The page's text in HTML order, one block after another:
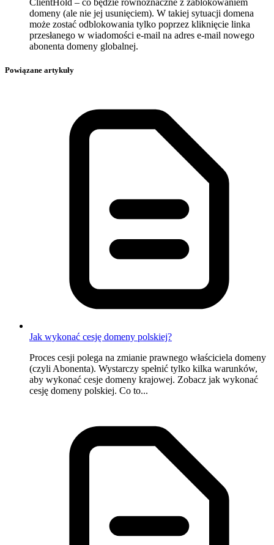
ClientHold – co będzie równoznaczne z zablokowaniem
domeny (ale nie jej usunięciem). W takiej sytuacji domena
może zostać odblokowania tylko poprzez kliknięcie linka
przesłanego w wiadomości e-mail na adres e-mail nowego
abonenta domeny globalnej.
Powiązane artykuły
Jak wykonać cesję domeny polskiej?
Proces cesji polega na zmianie prawnego właściciela domeny
(czyli Abonenta). Wystarczy spełnić tylko kilka warunków,
aby wykonać cesje domeny krajowej. Zobacz jak wykonać
cesję domeny polskiej. Co to...